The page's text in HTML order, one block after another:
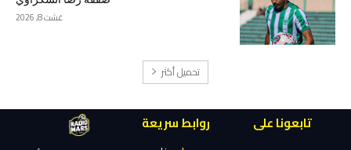
غشت 8, 2026
تحميل أكثر
تابعونا على
روابط سريعة